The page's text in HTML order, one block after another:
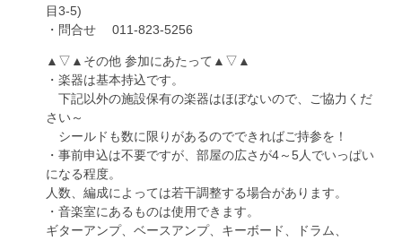
目3-5)
・問合せ 011-823-5256
▲▽▲その他 参加にあたって▲▽▲
・楽器は基本持込です。
下記以外の施設保有の楽器はほぼないので、ご協力くだ
さい～
シールドも数に限りがあるのでできればご持参を！
・事前申込は不要ですが、部屋の広さが4～5人でいっぱい
になる程度。
人数、編成によっては若干調整する場合があります。
・音楽室にあるものは使用できます。
ギターアンプ、ベースアンプ、キーボード、ドラム、